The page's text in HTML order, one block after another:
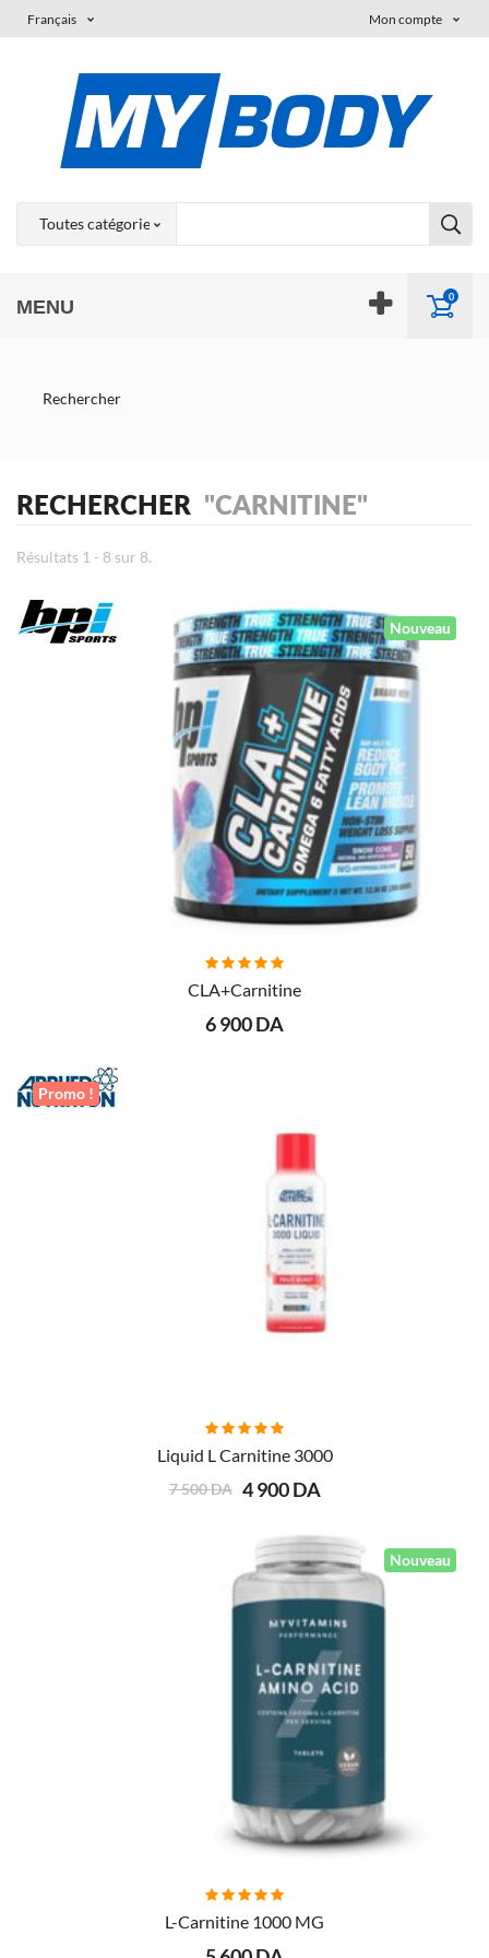
Mon compte
Français
MENU 0
Rechercher
RECHERCHER "CARNITINE"
Résultats 1 - 8 sur 8.
Nouveau
AJOUTER AU PANIER
CLA+Carnitine
6 900 DA
Promo !
Liquid L Carnitine 3000
7 500 DA 4 900 DA
Nouveau
AJOUTER AU PANIER
L-Carnitine 1000 MG